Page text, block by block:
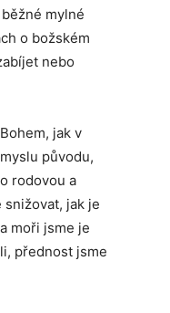
mylné
o božském
nebo
jak v
původu,
rodovou a
jak je
moři jsme je
přednost jsme